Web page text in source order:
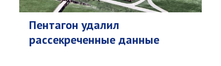
Пентагон удалил
рассекреченные данные